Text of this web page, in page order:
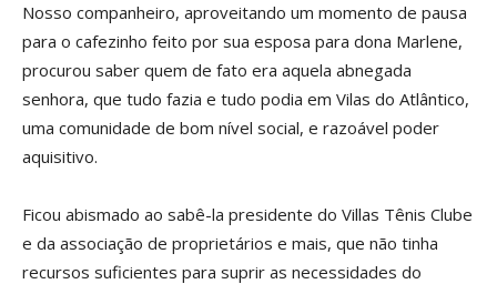
Nosso companheiro, aproveitando um momento de pausa
para o cafezinho feito por sua esposa para dona Marlene,
procurou saber quem de fato era aquela abnegada
senhora, que tudo fazia e tudo podia em Vilas do Atlântico,
uma comunidade de bom nível social, e razoável poder
aquisitivo.
Ficou abismado ao sabê-la presidente do Villas Tênis Clube
e da associação de proprietários e mais, que não tinha
recursos suficientes para suprir as necessidades do